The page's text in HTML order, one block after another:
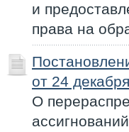
и
права на
от 24
О